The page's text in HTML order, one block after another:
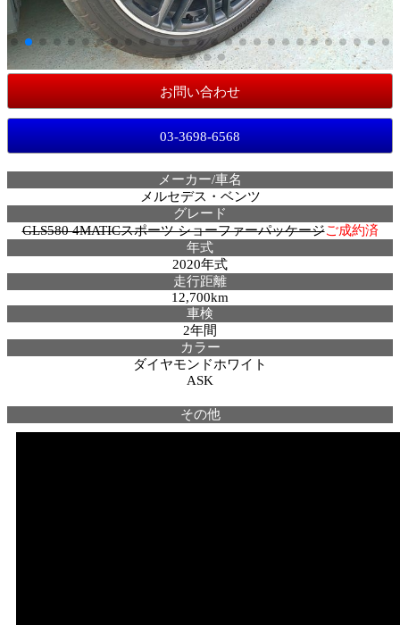
お問い合わせ
03-3698-6568
メーカー/車名
メルセデス・ベンツ
グレード
GLS580 4MATICスポーツ ショーファーパッケージご成約済
年式
2020年式
走行距離
12,700km
車検
2年間
カラー
ダイヤモンドホワイト
ASK
その他